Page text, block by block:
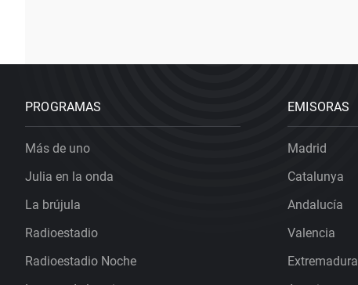
PROGRAMAS
Más de uno
Julia en la onda
La brújula
Radioestadio
Radioestadio Noche
EMISORAS
Madrid
Catalunya
Andalucía
Valencia
Extremadura